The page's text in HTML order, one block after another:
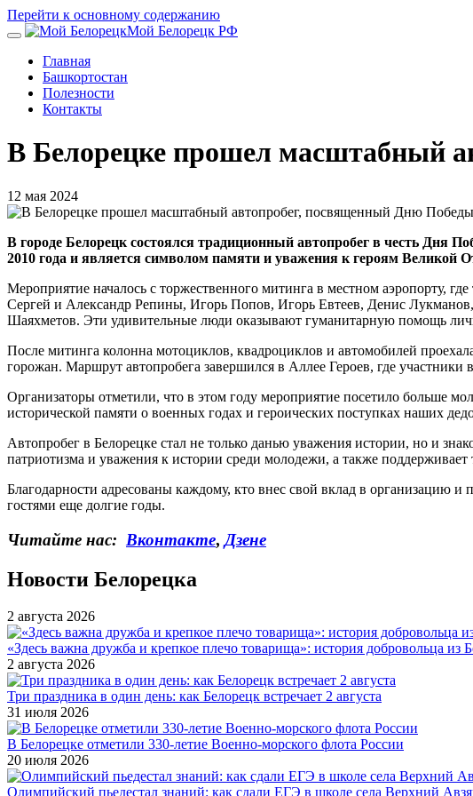
Перейти к основному содержанию
Мой Белорецк РФ
Главная
Башкортостан
Полезности
Контакты
В Белорецке прошел масштабный
12 мая 2024
В городе Белорецк состоялся традиционный автопробег в честь Дня
2010 года и является символом памяти и уважения к героям Великой
Мероприятие началось с торжественного митинга в местном аэропорту,
Сергей и Александр Репины, Игорь Попов, Игорь Евтеев, Денис
Шаяхметов. Эти удивительные люди оказывают гуманитарную помощь
После митинга колонна мотоциклов, квадроциклов и автомобилей
горожан. Маршрут автопробега завершился в Аллее Героев, где
Организаторы отметили, что в этом году мероприятие посетило больше
исторической памяти о военных годах и героических поступках наших
Автопробег в Белорецке стал не только данью уважения истории, но и
патриотизма и уважения к истории среди молодежи, а также
Благодарности адресованы каждому, кто внес свой вклад в организацию
гостями еще долгие годы.
Читайте нас: Вконтакте, Дзене
Новости Белорецка
2 августа 2026
«Здесь важна дружба и крепкое плечо товарища»: история добровольца из
2 августа 2026
Три праздника в один день: как Белорецк встречает 2 августа
31 июля 2026
В Белорецке отметили 330-летие Военно-морского флота России
20 июля 2026
Олимпийский пьедестал знаний: как сдали ЕГЭ в школе села Верхний